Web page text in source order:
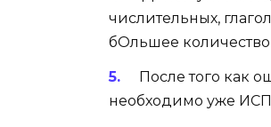
числительных,
бОльшее
После того как
необходимо уже